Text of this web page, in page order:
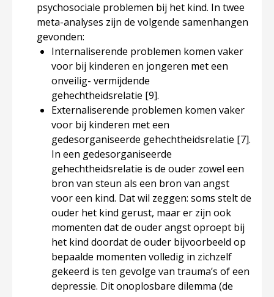
psychosociale problemen bij het kind. In twee
meta-analyses zijn de volgende samenhangen
gevonden:
Internaliserende problemen komen vaker
voor bij kinderen en jongeren met een
onveilig- vermijdende
gehechtheidsrelatie [9].
Externaliserende problemen komen vaker
voor bij kinderen met een
gedesorganiseerde gehechtheidsrelatie [7].
In een gedesorganiseerde
gehechtheidsrelatie is de ouder zowel een
bron van steun als een bron van angst
voor een kind. Dat wil zeggen: soms stelt de
ouder het kind gerust, maar er zijn ook
momenten dat de ouder angst oproept bij
het kind doordat de ouder bijvoorbeeld op
bepaalde momenten volledig in zichzelf
gekeerd is ten gevolge van trauma’s of een
depressie. Dit onoplosbare dilemma (de